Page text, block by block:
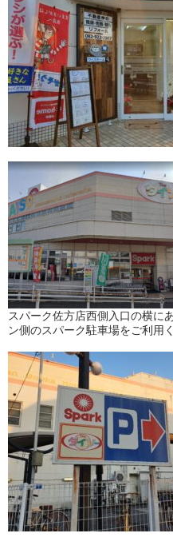
スパーク佐方店西側入口の横に
ン側のスパーク駐車場をご利用